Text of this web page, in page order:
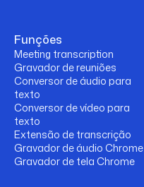
Funções
Meeting transcription
Gravador de reuniões
Conversor de áudio para
texto
Conversor de vídeo para
texto
Extensão de transcrição
Gravador de áudio Chrome
Gravador de tela Chrome